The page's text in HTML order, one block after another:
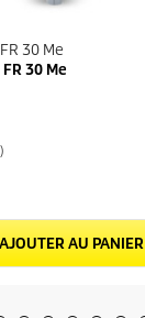
30 Me
30 Me
AU PANIER